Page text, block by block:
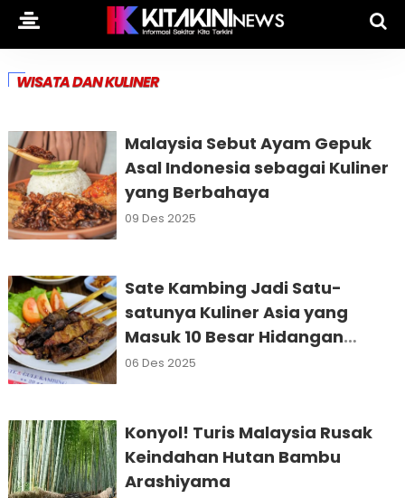
WISATA DAN KULINER
Malaysia Sebut Ayam Gepuk
Asal Indonesia sebagai Kuliner
yang Berbahaya
09 Des 2025
Sate Kambing Jadi Satu-
satunya Kuliner Asia yang
Masuk 10 Besar Hidangan
Terenak di Dunia
06 Des 2025
Konyol! Turis Malaysia Rusak
Keindahan Hutan Bambu
Arashiyama